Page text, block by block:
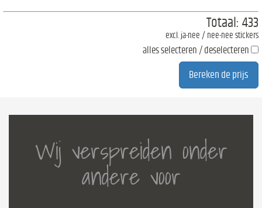
Totaal: 433
excl. ja-nee / nee-nee stickers
alles selecteren / deselecteren
Wij verspreiden onder
andere voor